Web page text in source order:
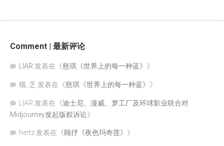
Comment | 最新评论
LIAR 发表在《慈琪《世界上的每一种蓝》 》
猫, 乏 发表在《慈琪《世界上的每一种蓝》 》
LIAR 发表在《迪士尼、漫威、梦工厂及环球影业联合对
Midjourney发起版权诉讼》
hertz 发表在《顾抒《夜色玛奇莲》 》